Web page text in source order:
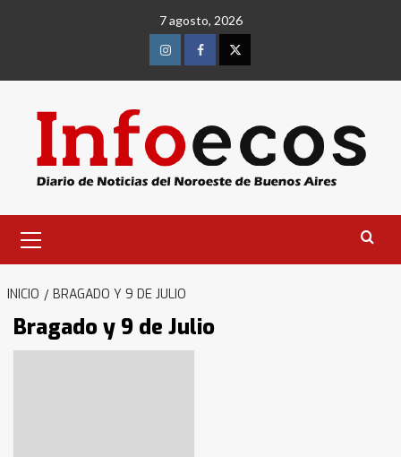
7 agosto, 2026
InstagramFacebookTwitter
primario
INICIO BRAGADO Y 9 DE JULIO
Bragado y 9 de Julio